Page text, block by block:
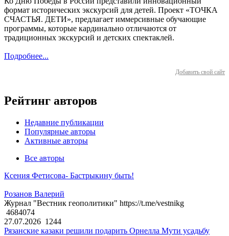
формат исторических экскурсий для детей. Проект «ТОЧКА
СЧАСТЬЯ. ДЕТИ», предлагает иммерсивные обучающие
программы, которые кардинально отличаются от
традиционных экскурсий и детских спектаклей.
Подробнее...
Добавить свой сайт
Рейтинг авторов
Недавние публикации
Популярные авторы
Активные авторы
Все авторы
Ксения Фетисова- Бастрыкину быть!
Розанов Валерий
Журнал "Вестник геополитики" https://t.me/vestnikg
4684074
27.07.2026 1244
Рязанские казаки решили подарить Орнелла Мути усадьбу